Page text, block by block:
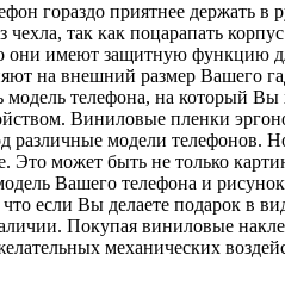
гораздо приятнее держать
чехла, так как поцарапать
они имеют защитную функцию
на внешний размер Вашего
модель телефона, на который
Виниловые пленки
различные модели телефонов.
Это может быть не только
Вашего телефона и
что если Вы делаете подарок
Покупая виниловые
механических